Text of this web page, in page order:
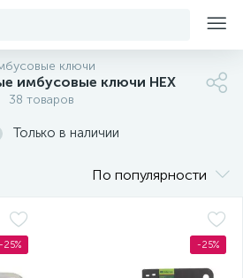
ключи
имбусовые ключи HEX
38 товаров
Только в наличии
По популярности
-25% -25%